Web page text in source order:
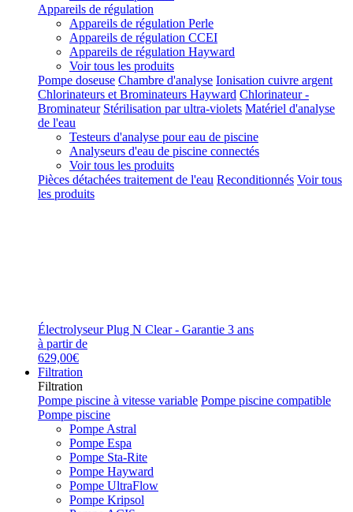
Appareils de régulation
Appareils de régulation Perle
Appareils de régulation CCEI
Appareils de régulation Hayward
Voir tous les produits
Pompe doseuse Chambre d'analyse Ionisation cuivre argent
Chlorinateurs et Brominateurs Hayward Chlorinateur -
Brominateur Stérilisation par ultra-violets Matériel d'analyse
de l'eau
Testeurs d'analyse pour eau de piscine
Analyseurs d'eau de piscine connectés
Voir tous les produits
Pièces détachées traitement de l'eau Reconditionnés Voir tous
les produits
Électrolyseur Plug N Clear - Garantie 3 ans
à partir de
629,00€
Filtration
Filtration
Pompe piscine à vitesse variable Pompe piscine compatible
Pompe piscine
Pompe Astral
Pompe Espa
Pompe Sta-Rite
Pompe Hayward
Pompe UltraFlow
Pompe Kripsol